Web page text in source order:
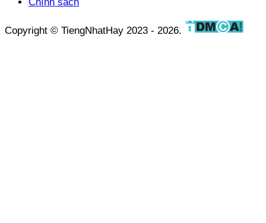
Copyright © TiengNhatHay 2023 - 2026.